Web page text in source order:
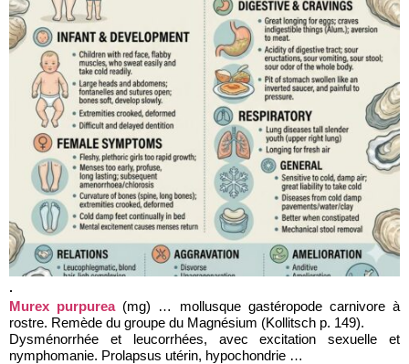
.
Murex purpurea(mg) … mollusque gastéropode carnivore à
rostre. Remède du groupe du Magnésium (Kollitsch p. 149).
Dysménorrhée et leucorrhées, avec excitation sexuelle et
nymphomanie. Prolapsus utérin, hypochondrie …